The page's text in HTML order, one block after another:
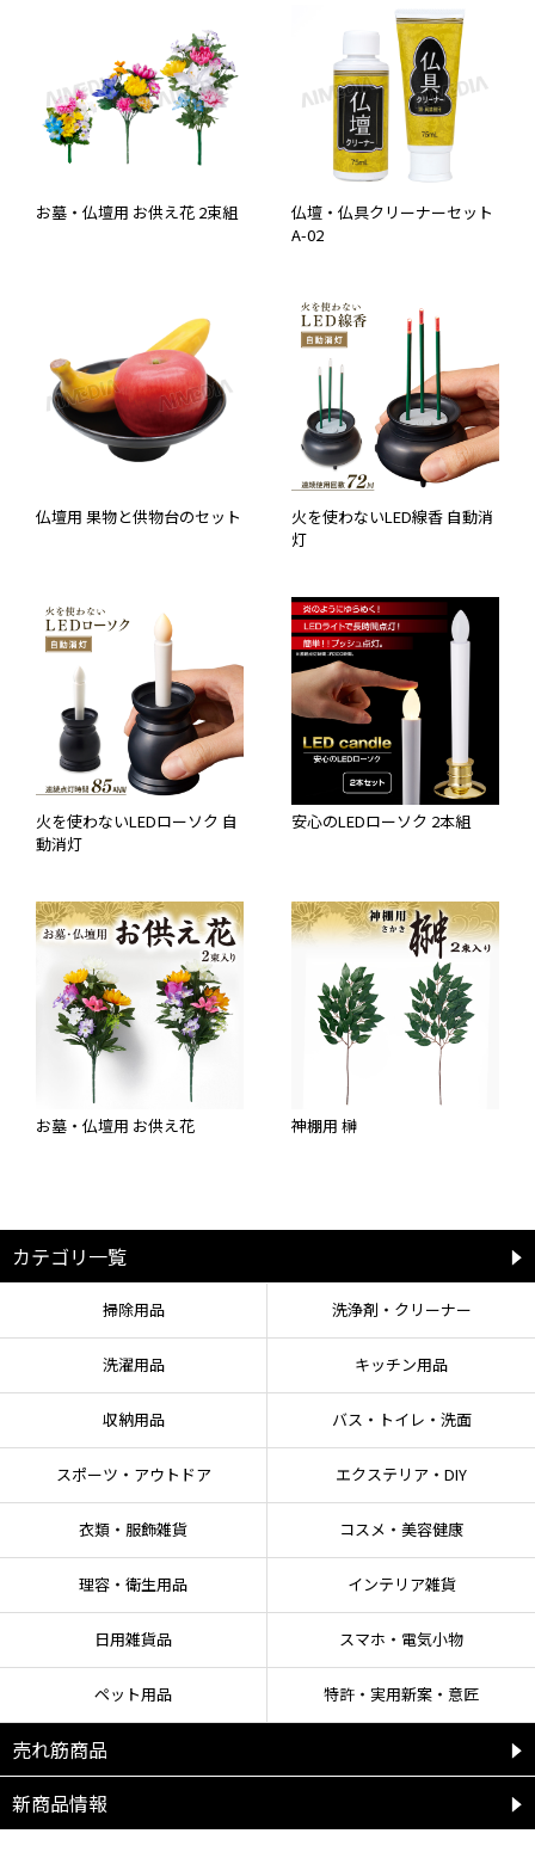
お墓・仏壇用 お供え花 2束組
仏壇・仏具クリーナーセット
A-02
仏壇用 果物と供物台のセット
火を使わないLED線香 自動消
灯
火を使わないLEDローソク 自
動消灯
安心のLEDローソク 2本組
お墓・仏壇用 お供え花 神棚用 榊
カテゴリ一覧
掃除用品 洗浄剤・クリーナー
洗濯用品 キッチン用品
収納用品 バス・トイレ・洗面
スポーツ・アウトドア エクステリア・DIY
衣類・服飾雑貨 コスメ・美容健康
理容・衛生用品 インテリア雑貨
日用雑貨品 スマホ・電気小物
ペット用品 特許・実用新案・意匠
売れ筋商品
新商品情報